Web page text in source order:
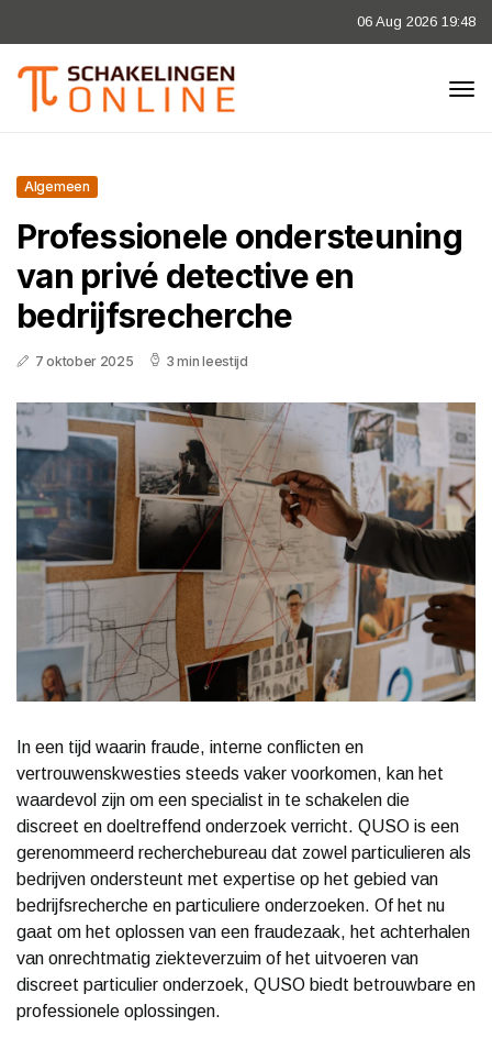
06 Aug 2026 19:48
Algemeen
Professionele ondersteuning
van privé detective en
bedrijfsrecherche
7 oktober 2025 3 min leestijd
In een tijd waarin fraude, interne conflicten en
vertrouwenskwesties steeds vaker voorkomen, kan het
waardevol zijn om een specialist in te schakelen die
discreet en doeltreffend onderzoek verricht. QUSO is een
gerenommeerd recherchebureau dat zowel particulieren als
bedrijven ondersteunt met expertise op het gebied van
bedrijfsrecherche en particuliere onderzoeken. Of het nu
gaat om het oplossen van een fraudezaak, het achterhalen
van onrechtmatig ziekteverzuim of het uitvoeren van
discreet particulier onderzoek, QUSO biedt betrouwbare en
professionele oplossingen.